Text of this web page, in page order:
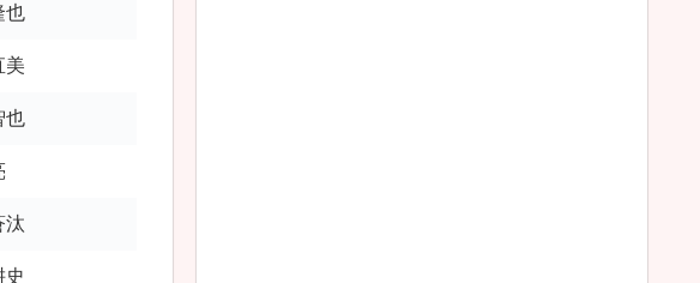
也
美
也
汰
史